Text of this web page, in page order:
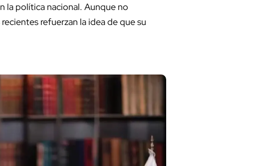
la política nacional. Aunque no
refuerzan la idea de que su